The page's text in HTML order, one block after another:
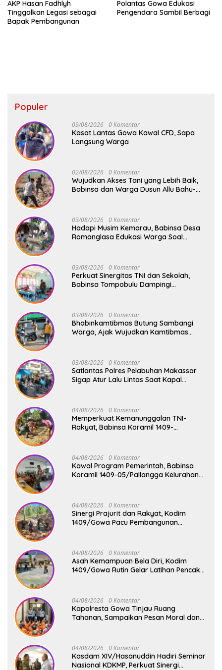
AKP Hasan Fadhlyh
Tinggalkan Legasi sebagai
Bapak Pembangunan
Polantas Gowa Edukasi
Pengendara Sambil Berbagi
Populer
09/08/2026 0 Komentar
Kasat Lantas Gowa Kawal CFD, Sapa
Langsung Warga
02/08/2026 0 Komentar
Wujudkan Akses Tani yang Lebih Baik,
Babinsa dan Warga Dusun Allu Bahu-
03/08/2026 0 Komentar
Hadapi Musim Kemarau, Babinsa Desa
Romanglasa Edukasi Warga Soal
03/08/2026 0 Komentar
Perkuat Sinergitas TNI dan Sekolah,
Babinsa Tompobulu Dampingi
03/08/2026 0 Komentar
Bhabinkamtibmas Butung Sambangi
Warga, Ajak Wujudkan Kamtibmas
03/08/2026 0 Komentar
Satlantas Polres Pelabuhan Makassar
Sigap Atur Lalu Lintas Saat Kapal
04/08/2026 0 Komentar
Memperkuat Kemanunggalan TNI-
Rakyat, Babinsa Koramil 1409-
04/08/2026 0 Komentar
Kawal Program Pemerintah, Babinsa
Koramil 1409-05/Pallangga Kelurahan
04/08/2026 0 Komentar
Sinergi Prajurit dan Rakyat, Kodim
1409/Gowa Pacu Pembangunan
04/08/2026 0 Komentar
Asah Kemampuan Bela Diri, Kodim
1409/Gowa Rutin Gelar Latihan Pencak
04/08/2026 0 Komentar
Kapolresta Gowa Tinjau Ruang
Tahanan, Sampaikan Pesan Moral dan
04/08/2026 0 Komentar
Kasdam XIV/Hasanuddin Hadiri Seminar
Nasional KDKMP, Perkuat Sinergi